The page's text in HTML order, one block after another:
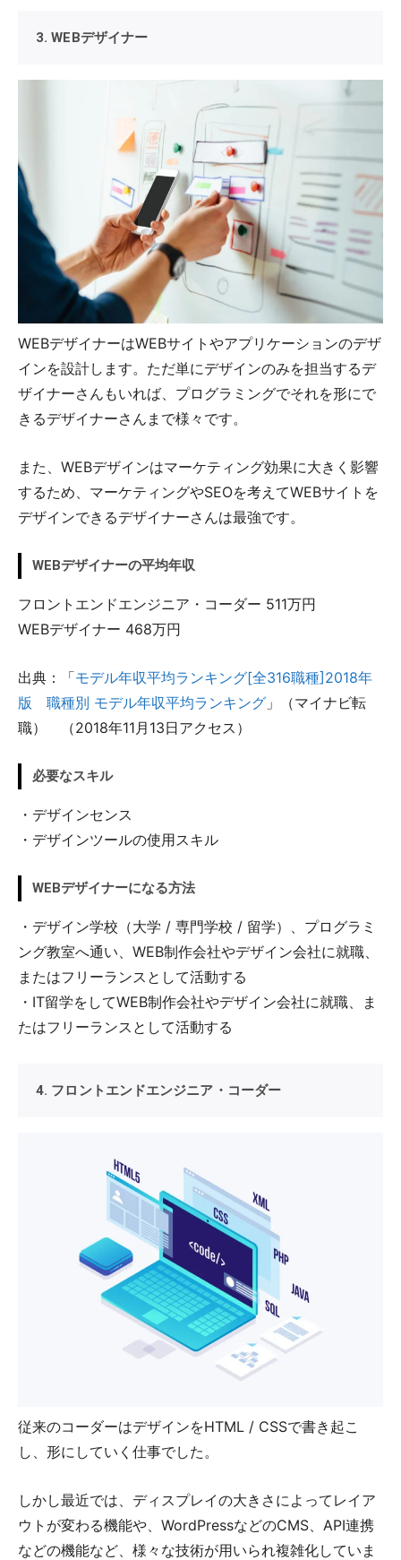
3. WEBデザイナー
WEBデザイナーはWEBサイトやアプリケーションのデザ
インを設計します。ただ単にデザインのみを担当するデ
ザイナーさんもいれば、プログラミングでそれを形にで
きるデザイナーさんまで様々です。
また、WEBデザインはマーケティング効果に大きく影響
するため、マーケティングやSEOを考えてWEBサイトを
デザインできるデザイナーさんは最強です。
WEBデザイナーの平均年収
フロントエンドエンジニア・コーダー 511万円
WEBデザイナー 468万円
出典：「モデル年収平均ランキング[全316職種]2018年
版 職種別 モデル年収平均ランキング 」（マイナビ転
職） （2018年11月13日アクセス）
必要なスキル
・デザインセンス
・デザインツールの使用スキル
WEBデザイナーになる方法
・デザイン学校（大学 / 専門学校 / 留学）、プログラミ
ング教室へ通い、WEB制作会社やデザイン会社に就職、
またはフリーランスとして活動する
・IT留学をしてWEB制作会社やデザイン会社に就職、ま
たはフリーランスとして活動する
4. フロントエンドエンジニア・コーダー
従来のコーダーはデザインをHTML / CSSで書き起こ
し、形にしていく仕事でした。
しかし最近では、ディスプレイの大きさによってレイア
ウトが変わる機能や、WordPressなどのCMS、API連携
などの機能など、様々な技術が用いられ複雑化していま